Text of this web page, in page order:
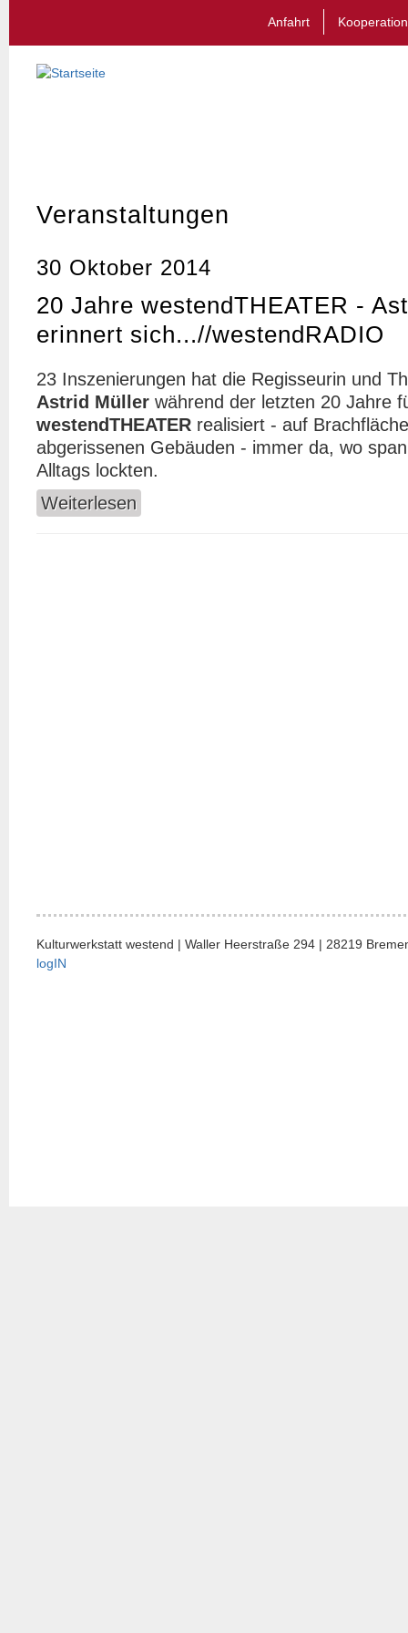
Anfahrt Kooperation
Veranstaltungen
30 Oktober 2014
20 Jahre westendTHEATER -
erinnert sich...//westendRADIO
23 Inszenierungen hat die Regisseurin und
Astrid Müller während der letzten 20 Jahre
westendTHEATER realisiert - auf
abgerissenen Gebäuden - immer da, wo
Alltags lockten.
Weiterlesen
Kulturwerkstatt westend | Waller Heerstraße 294 | 28219
logIN